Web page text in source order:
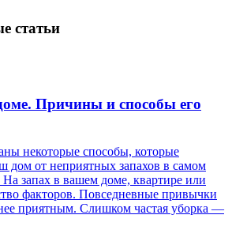
статьи
Причины и способы его
некоторые способы, которые
дом от неприятных запахов в самом
На запах в вашем доме, квартире или
факторов. Повседневные привычки
приятным. Слишком частая уборка —